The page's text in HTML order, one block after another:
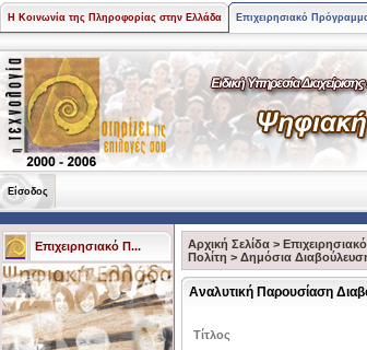
Η Κοινωνία της Πληροφορίας στην Ελλάδα Επιχειρησιακό
Είσοδος
Επιχειρησιακό Π... Αρχική Σελίδα >
Πολίτη > Δημόσια
Αναλυτική Παρουσίαση
Τίτλος